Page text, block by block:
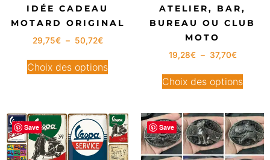
IDÉE CADEAU
MOTARD ORIGINAL
29,75€ – 50,72€
Choix des options
ATELIER, BAR,
BUREAU OU CLUB
MOTO
19,28€ – 37,70€
Choix des options
Save Save